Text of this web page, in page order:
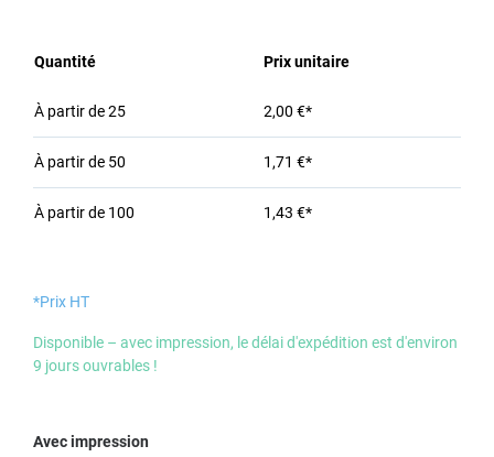
Quantité Prix unitaire
À partir de25 2,00 €*
À partir de 50 1,71 €*
À partir de 100 1,43 €*
*Prix HT
Disponible – avec impression, le délai d'expédition est d'environ
9 jours ouvrables !
Sélectionnez
Avec impression